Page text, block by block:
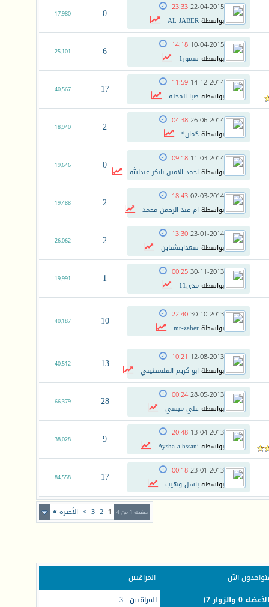
22-04-2015
23:33
بواسطةAL JABER
0
17,980
10-04-2015
14:18
بواسطة سمور1 6
25,101
14-12-2014
11:59
بواسطة صبا المحنه 17
40,567
26-06-2014
04:38
بواسطةجُمان* 2
18,940
11-03-2014
09:18
بواسطة احمد الامين بابكر عبدالله 0
19,646
02-03-2014
18:43
بواسطة ام عبد الرحمن محمد 2
19,488
23-01-2014
13:30
بواسطة سعداينشتاين 2
26,062
30-11-2013
00:25
بواسطةمدى11 1
19,991
30-10-2013
22:40
بواسطةmr-zaher
10
40,187
12-08-2013
10:21
بواسطة ابو كريم الفلسطيني 13
40,512
28-05-2013
00:24
بواسطةعلي ميسي 28
66,379
13-04-2013
20:48
بواسطةAysha alhssani
9
38,028
23-01-2013
00:18
بواسطةباسل وهيب 17
84,558
صفحة 1 من 4 1
2
3
> الأخيرة »
الآن
المراقبين
المراقبين : 3